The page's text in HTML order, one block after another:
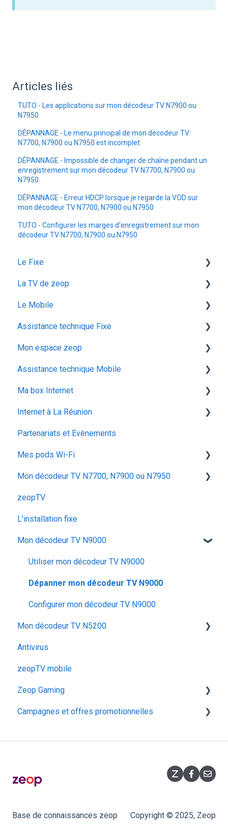
Articles liés
TUTO - Les applications sur mon décodeur TV N7900 ou
N7950
DÉPANNAGE - Le menu principal de mon décodeur TV
N7700, N7900 ou N7950 est incomplet
DÉPANNAGE - Impossible de changer de chaîne pendant un
enregistrement sur mon décodeur TV N7700, N7900 ou
N7950
DÉPANNAGE - Erreur HDCP lorsque je regarde la VOD sur
mon décodeur TV N7700, N7900 ou N7950
TUTO - Configurer les marges d'enregistrement sur mon
décodeur TV N7700, N7900 ou N7950
Le Fixe
Facturation
Les services
Gestion email
Offres et Options
La TV de zeop
Les bouquets chaines en option
Plateforme streaming - SVOD
Programmes et chaines
Le Mobile
configuration ios
Mon abonnement
configuration android
utiliser la messagerie vocale
configuration activation sim
voyager
Assistance technique Fixe
recuperation achat vod est
audiodescription aveugle malvoyant
ocs go
Mon espace zeop
Carte SIM
Déménagement
Mes Cadeaux
Assistance technique Mobile
Les appels
Réseau & internet
SMS / MMS
Ma box Internet
ZTE F670
Iskratel Innbox G68
Iskratel Innbox G92
Application Ma zeopbox
Arris TG862
Iskratel Innbox G78
Arris TG2482B
Iskratel G84
ZTE F680
Arris TG6441
Super Box Huawei OptiXstar V163
MyInnBox
Arris TG2492S
Iskratel Innbox G94
Huawei F50
Internet à La Réunion
La fibre optique
Partenariats et Evènements
Mes pods Wi-Fi
Huawei OptiXstar K153
Iskratel Innbox M92
Configurer & Utiliser : Mes Pods
Mon décodeur TV N7700, N7900 ou N7950
Configurer mon décodeur TV
Utiliser mon décodeur TV
Dépanner mon décodeur TV
zeopTV
L'installation fixe
Mon décodeur TV N9000
Utiliser mon décodeur TV N9000
Dépanner mon décodeur TV N9000
Configurer mon décodeur TV N9000
Mon décodeur TV N5200
Configurer mon décodeur TV N5200
Antivirus
zeopTV mobile
Zeop Gaming
Présentation
Équipement
Campagnes et offres promotionnelles
Base de connaissances zeop Copyright © 2025, Zeop